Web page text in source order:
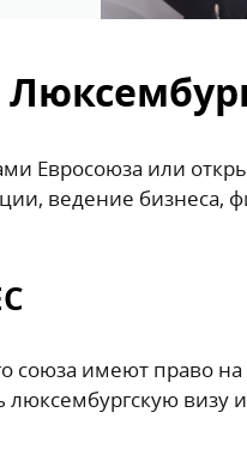
Евросоюза или
ведение бизнеса,
союза имеют право